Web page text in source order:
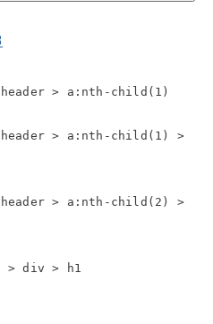
> a:nth-child(1)
> a:nth-child(1) >
> a:nth-child(2) >
> div > h1